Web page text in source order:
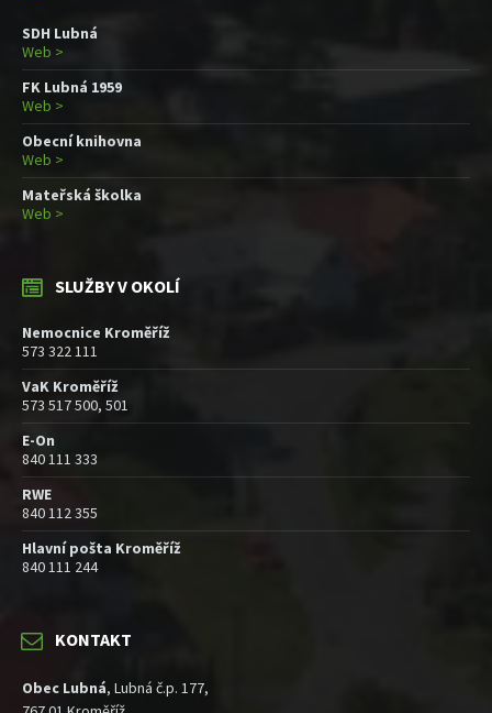
SDH Lubná
Web >
FK Lubná 1959
Web >
Obecní knihovna
Web >
Mateřská školka
Web >
SLUŽBY V OKOLÍ
Nemocnice Kroměříž
573 322 111
VaK Kroměříž
573 517 500, 501
E-On
840 111 333
RWE
840 112 355
Hlavní pošta Kroměříž
840 111 244
KONTAKT
Obec Lubná, Lubná č.p. 177,